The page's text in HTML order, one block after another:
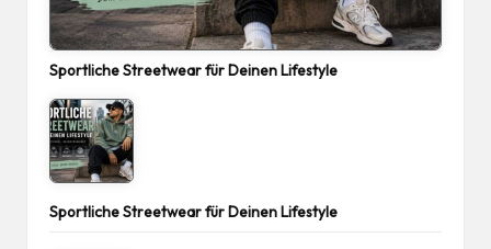
Sportliche Streetwear für Deinen Lifestyle
Sportliche Streetwear für Deinen Lifestyle